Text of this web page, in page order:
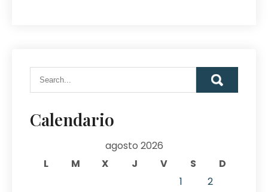
Calendario
agosto 2026
L
M X J V S
D
1
2